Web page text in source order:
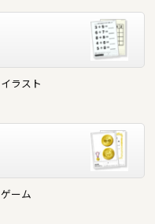
イラスト
ゲーム